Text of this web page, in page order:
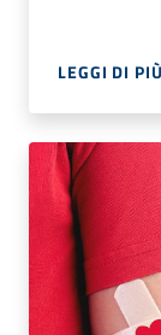
LEGGI DI PIÙ